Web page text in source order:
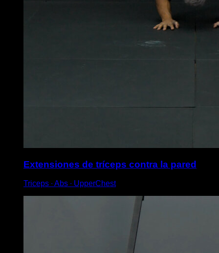
Extensiones de tríceps contra la pared
Triceps ∙ Abs ∙ UpperChest